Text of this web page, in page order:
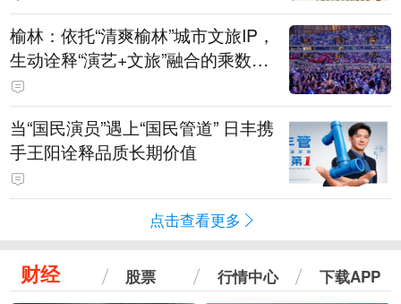
榆林：依托“清爽榆林”城市文旅IP，
生动诠释“演艺+文旅”融合的乘数效
应
当“国民演员”遇上“国民管道” 日丰携
手王阳诠释品质长期价值
点击查看更多
财经 股票 行情中心 下载APP